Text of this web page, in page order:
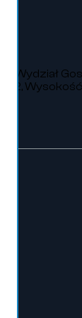
Wydział
Wysokość